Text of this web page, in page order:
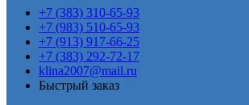
+7 (383) 310-65-93
+7 (983) 510-65-93
+7 (913) 917-66-25
+7 (383) 292-72-17
klina2007@mail.ru
Быстрый заказ